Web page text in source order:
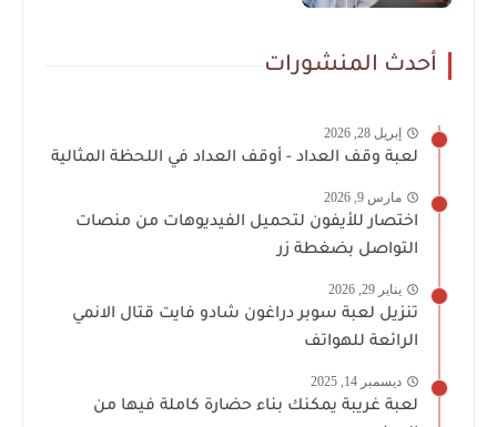
أحدث المنشورات
إبريل 28, 2026
لعبة وقف العداد - أوقف العداد في اللحظة المثالية
مارس 9, 2026
اختصار للأيفون لتحميل الفيديوهات من منصات
التواصل بضغطة زر
يناير 29, 2026
تنزيل لعبة سوبر دراغون شادو فايت قتال الانمي
الرائعة للهواتف
ديسمبر 14, 2025
لعبة غريبة يمكنك بناء حضارة كاملة فيها من